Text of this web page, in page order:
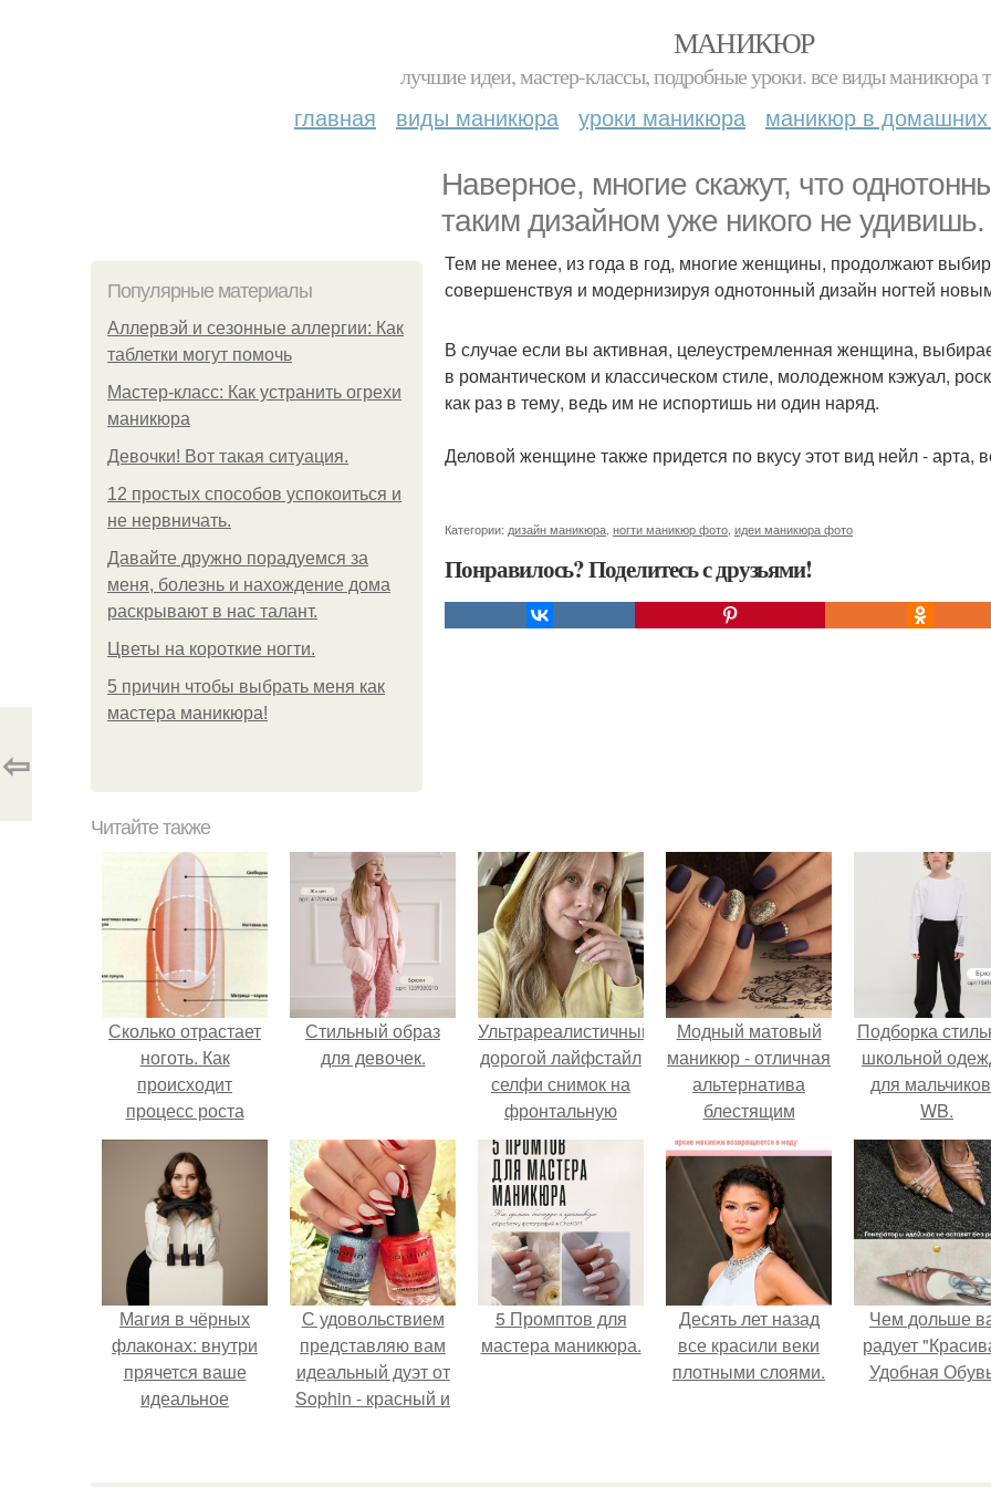
МАНИКЮР
лучшие идеи, мастер-классы, подробные уроки. все виды маникюра
главная виды маникюра уроки маникюра маникюр в домашних
Наверное, многие скажут, что
таким дизайном уже никого не удивишь.
Популярные материалы
Аллервэй и сезонные аллергии: Как
таблетки могут помочь
Мастер-класс: Как устранить огрехи
маникюра
Девочки! Вот такая ситуация.
12 простых способов успокоиться и
не нервничать.
Давайте дружно порадуемся за
меня, болезнь и нахождение дома
раскрывают в нас талант.
Цветы на короткие ногти.
5 причин чтобы выбрать меня как
мастера маникюра!
Тем не менее, из года в год, многие женщины, продолжают
совершенствуя и модернизируя однотонный дизайн ногтей
В случае если вы активная, целеустремленная женщина,
в романтическом и классическом стиле, молодежном кэжуал,
как раз в тему, ведь им не испортишь ни один наряд.
Деловой женщине также придется по вкусу этот вид нейл -
Категории: дизайн маникюра ногти маникюр фото идеи маникюра фото
Понравилось? Поделитесь с друзьями!
⇦
Читайте также
Сколько отрастает
ноготь. Как
происходит
процесс роста
ногтей
Стильный образ
для девочек.
Ультрареалистичный
дорогой лайфстайл
селфи снимок на
фронтальную
камеру.
Модный матовый
маникюр - отличная
альтернатива
блестящим
глянцевым ногтям.
Подборка
школьной
для
WB.
Магия в чёрных
флаконах: внутри
прячется ваше
идеальное
С удовольствием
представляю вам
идеальный дуэт от
Sophin - красный и
номер 0262.
5 Промптов для
мастера маникюра.
Десять лет назад
все красили веки
плотными слоями.
Чем дольше
радует
Удобная